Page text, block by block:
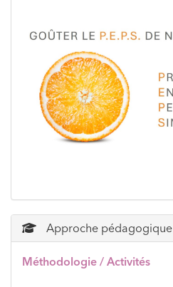
Approche pédagogique
Méthodologie / Activités